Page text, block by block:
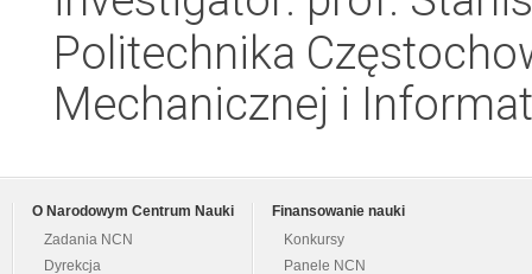
Politechnika
Mechanicznej i
O Narodowym Centrum Nauki
Zadania NCN
Dyrekcja
Finansowanie nauki
Konkursy
Panele NCN